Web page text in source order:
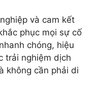
và cam kết
phục mọi sự cố
chóng, hiệu
trải nghiệm dịch
không cần phải di